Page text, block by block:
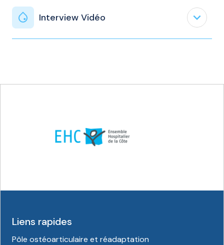
Interview Vidéo expand_less
Liens rapides
Pôle ostéoarticulaire et réadaptation